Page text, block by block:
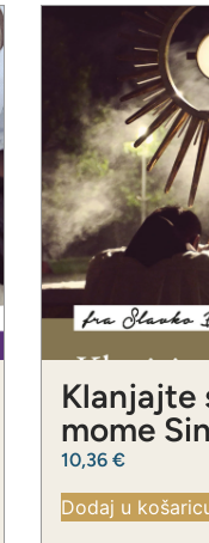
Klanjajte
mome
Slavko
10,36 €
Dodaj u